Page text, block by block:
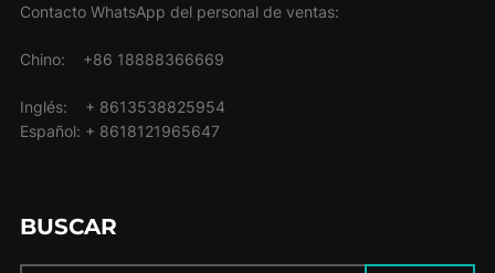
Contacto WhatsApp del personal de ventas:
Chino: +86 18888366669
Inglés: + 8613538825954
Español: + 8618121965647
BUSCAR